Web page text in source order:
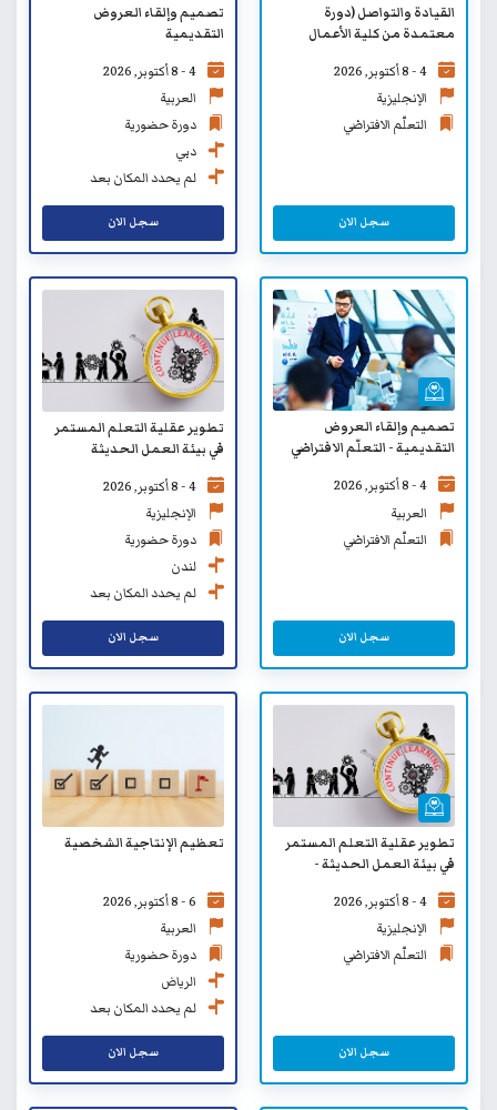
القيادة والتواصل (دورة
معتمدة من كلية الأعمال
الافتراضي
4 - 8 أكتوبر, 2026
الإنجليزية
التعلّم الافتراضي
سجل الان
تصميم وإلقاء العروض
التقديمية
4 - 8 أكتوبر, 2026
العربية
دورة حضورية
دبي
لم يحدد المكان بعد
سجل الان
تصميم وإلقاء العروض
التقديمية - التعلّم الافتراضي
4 - 8 أكتوبر, 2026
العربية
التعلّم الافتراضي
سجل الان
تطوير عقلية التعلم المستمر
في بيئة العمل الحديثة
4 - 8 أكتوبر, 2026
الإنجليزية
دورة حضورية
لندن
لم يحدد المكان بعد
سجل الان
تطوير عقلية التعلم المستمر
في بيئة العمل الحديثة -
4 - 8 أكتوبر, 2026
الإنجليزية
التعلّم الافتراضي
سجل الان
تعظيم الإنتاجية الشخصية
6 - 8 أكتوبر, 2026
العربية
دورة حضورية
الرياض
لم يحدد المكان بعد
سجل الان